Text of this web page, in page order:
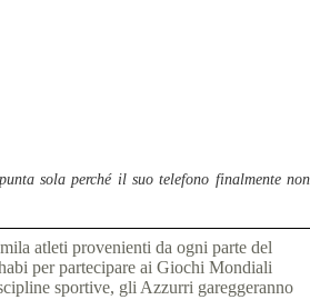
sola perché il suo telefono finalmente non
atleti provenienti da ogni parte del
per partecipare ai Giochi Mondiali
sportive, gli Azzurri gareggeranno